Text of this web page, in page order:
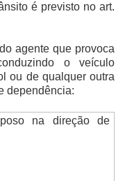
é previsto no art.
agente que provoca
o veículo
ou de qualquer outra
dependência:
na direção de